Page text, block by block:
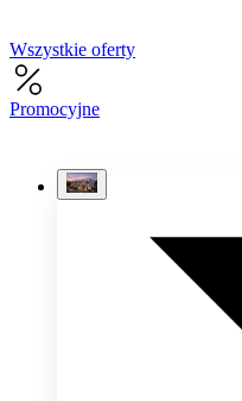
Wszystkie oferty
Promocyjne